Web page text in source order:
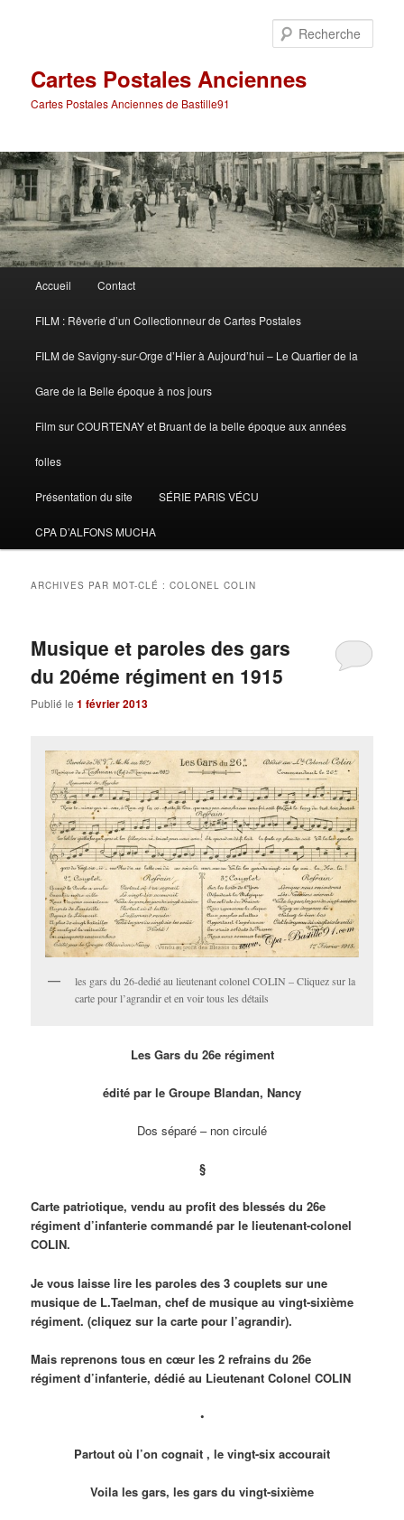
Cartes Postales Anciennes
Cartes Postales Anciennes de Bastille91
principal
Accueil Contact
FILM : Rêverie d’un Collectionneur de Cartes Postales
FILM de Savigny-sur-Orge d’Hier à Aujourd’hui – Le Quartier de la
Gare de la Belle époque à nos jours
Film sur COURTENAY et Bruant de la belle époque aux années
folles
Présentation du site SÉRIE PARIS VÉCU
CPA D’ALFONS MUCHA
ARCHIVES PAR MOT-CLÉ :COLONEL COLIN
Musique et paroles des gars
du 20éme régiment en 1915
Publié le1 février 2013
les gars du 26-dedié au lieutenant colonel COLIN – Cliquez sur la
carte pour l’agrandir et en voir tous les détails
Les Gars du 26e régiment
édité par le Groupe Blandan, Nancy
Dos séparé – non circulé
§
Carte patriotique, vendu au profit des blessés du 26e
régiment d’infanterie commandé par le lieutenant-colonel
COLIN.
Je vous laisse lire les paroles des 3 couplets sur une
musique de L.Taelman, chef de musique au vingt-sixième
régiment. (cliquez sur la carte pour l’agrandir).
Mais reprenons tous en cœur les 2 refrains du 26e
régiment d’infanterie, dédié au Lieutenant Colonel COLIN
•
Partout où l’on cognait , le vingt-six accourait
Voila les gars, les gars du vingt-sixième